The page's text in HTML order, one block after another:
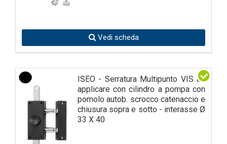
Vedi scheda
ISEO - Serratura Multipunto VIS ad
applicare con cilindro a pompa con
pomolo autob. scrocco catenaccio e
chiusura sopra e sotto - interasse Ø
33 X 40